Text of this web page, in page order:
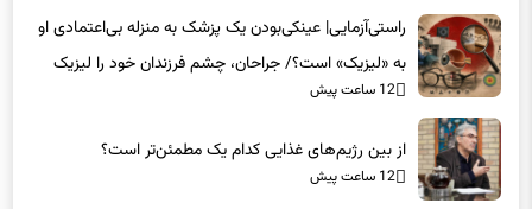
راستی‌آزمایی| عینکی‌بودن یک پزشک به منزله بی‌اعتمادی او
به «لیزیک» است؟/ جراحان، چشم فرزندان خود را لیزیک
می‌کنند؟
12 ساعت پیش
از بین رژیم‌های غذایی کدام یک مطمئن‌تر است؟‌
12 ساعت پیش